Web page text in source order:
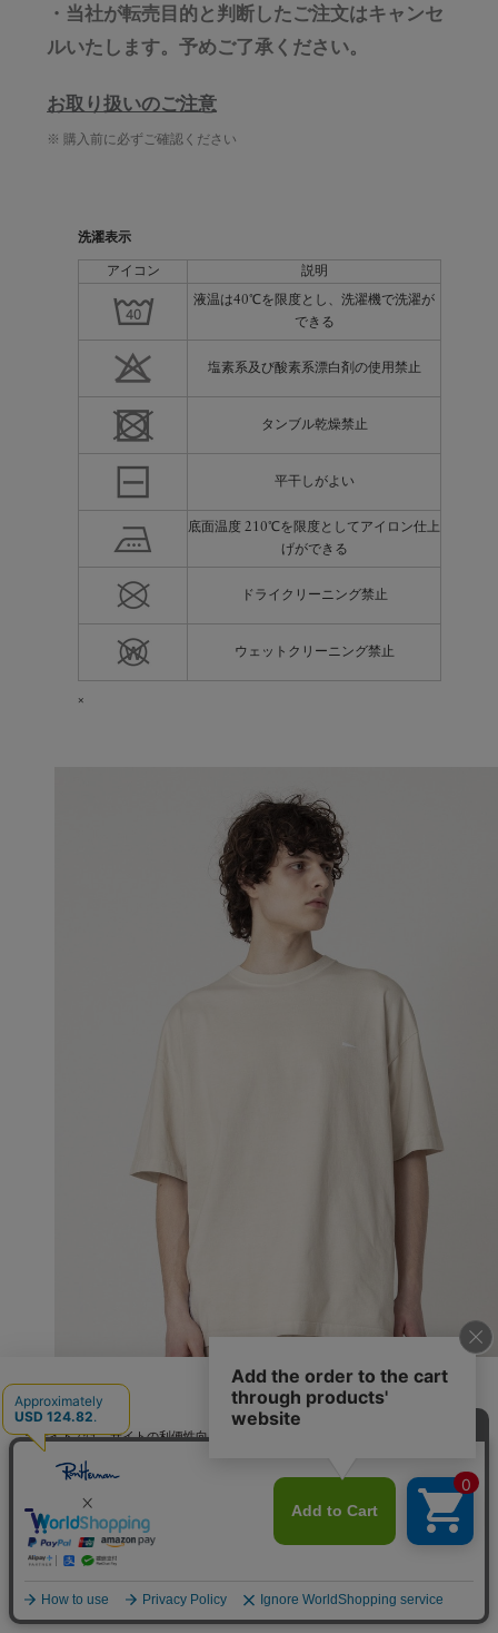
・当社が転売目的と判断したご注文はキャンセ
ルいたします。予めご了承ください。
お取り扱いのご注意
※ 購入前に必ずご確認ください
洗濯表示
アイコン 説明
液温は40℃を限度とし、洗濯機で洗濯が
できる
塩素系及び酸素系漂白剤の使用禁止
タンブル乾燥禁止
平干しがよい
底面温度 210℃を限度としてアイロン仕上
げができる
ドライクリーニング禁止
ウェットクリーニング禁止
×
off white
日本語
当サイトでは、サイトの利便性向上のためにクッキーを使用いたします。ボタン
から同意の可否を選択してください。選択せずにページを移動した場合、クッキ
ーの使用に同意したことになります。クッキーを通じて収集する情報には「お客
様個人を特定できる情報」は一切含まれておりません。詳細は
クッキーポリシ
ー
をご確認ください。